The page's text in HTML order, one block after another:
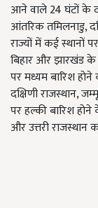
आने वाले24घंटों के
आंतरिक तमिलनाडु,
राज्यों में कई स्थानों
बिहार और झारखंड
पर मध्यम बारिश
दक्षिणी राजस्थान,
पर हल्की बारिश
और उत्तरी राजस्थान